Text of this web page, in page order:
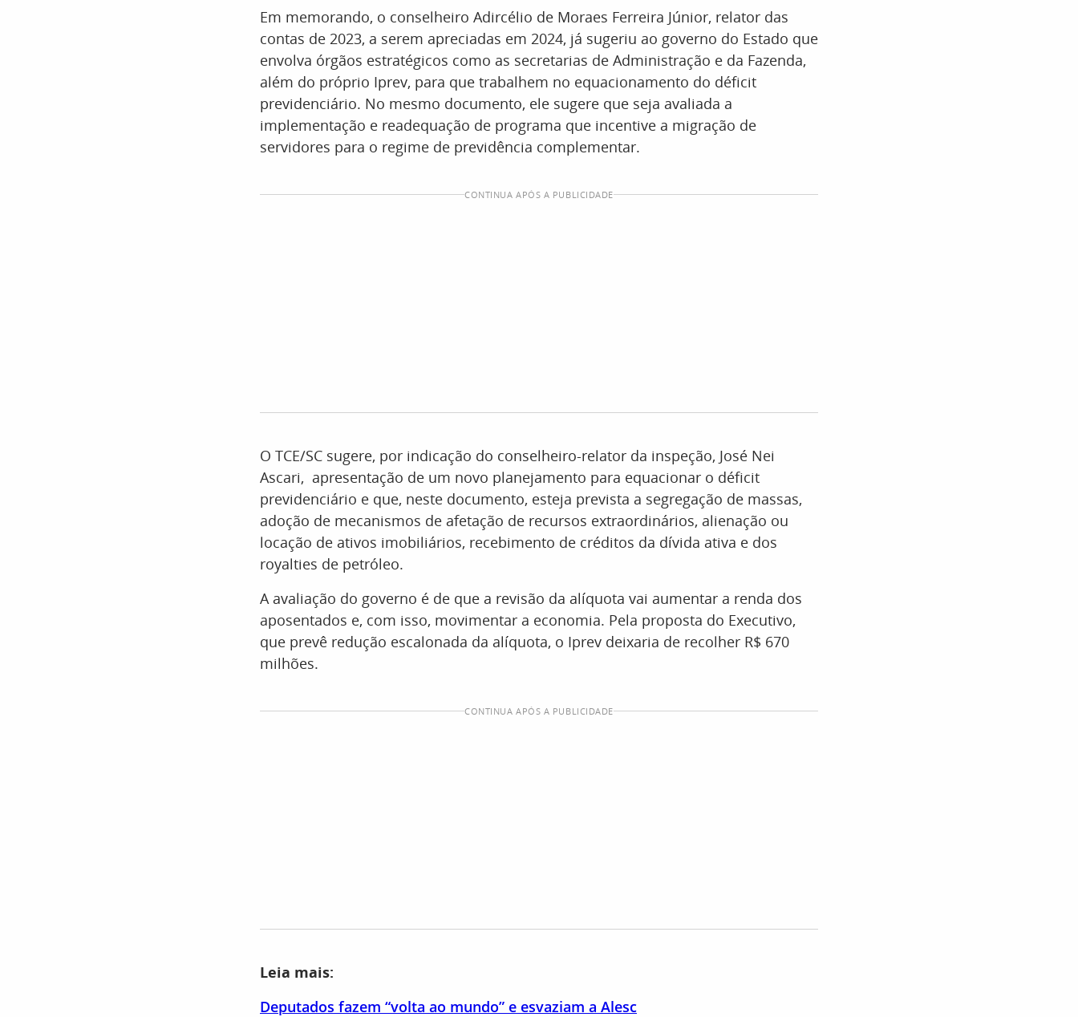
Em memorando, o conselheiro Adircélio de Moraes Ferreira Júnior, relator das
contas de 2023, a serem apreciadas em 2024, já sugeriu ao governo do Estado que
envolva órgãos estratégicos como as secretarias de Administração e da Fazenda,
além do próprio Iprev, para que trabalhem no equacionamento do déficit
previdenciário. No mesmo documento, ele sugere que seja avaliada a
implementação e readequação de programa que incentive a migração de
servidores para o regime de previdência complementar.
CONTINUA APÓS A PUBLICIDADE
O TCE/SC sugere, por indicação do conselheiro-relator da inspeção, José Nei
Ascari, apresentação de um novo planejamento para equacionar o déficit
previdenciário e que, neste documento, esteja prevista a segregação de massas,
adoção de mecanismos de afetação de recursos extraordinários, alienação ou
locação de ativos imobiliários, recebimento de créditos da dívida ativa e dos
royalties de petróleo.
A avaliação do governo é de que a revisão da alíquota vai aumentar a renda dos
aposentados e, com isso, movimentar a economia. Pela proposta do Executivo,
que prevê redução escalonada da alíquota, o Iprev deixaria de recolher R$ 670
milhões.
CONTINUA APÓS A PUBLICIDADE
Leia mais:
Deputados fazem “volta ao mundo” e esvaziam a Alesc